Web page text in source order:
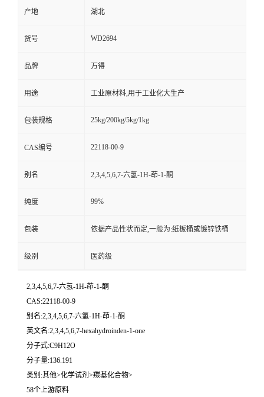
产地 湖北
货号 WD2694
品牌 万得
用途 工业原材料,用于工业化大生产
包装规格 25kg/200kg/5kg/1kg
CAS编号 22118-00-9
别名 2,3,4,5,6,7-六氢-1H-茚-1-酮
纯度 99%
包装 依据产品性状而定,一般为:纸板桶或镀锌铁桶
级别 医药级
2,3,4,5,6,7-六氢-1H-茚-1-酮
CAS:22118-00-9
别名:2,3,4,5,6,7-六氢-1H-茚-1-酮
英文名:2,3,4,5,6,7-hexahydroinden-1-one
分子式:C9H12O
分子量:136.191
类别:其他>化学试剂>羰基化合物>
58个上游原料